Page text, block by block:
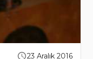
23 Aralık 2016